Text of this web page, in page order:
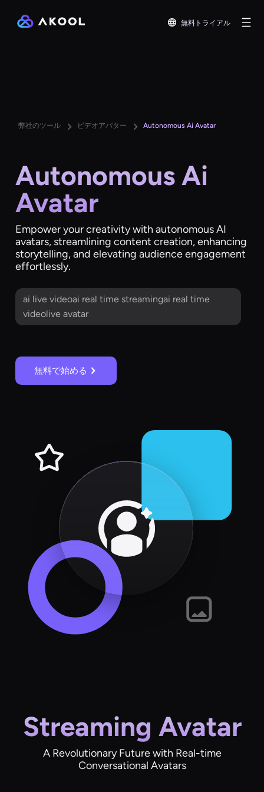
無料トライアル
弊社のツール ビデオアバター Autonomous Ai Avatar
Autonomous Ai
Avatar
Empower your creativity with autonomous AI
avatars, streamlining content creation, enhancing
storytelling, and elevating audience engagement
effortlessly.
ai live videoai real time streamingai real time
videolive avatar
無料で始める
Streaming Avatar
A Revolutionary Future with Real-time
Conversational Avatars